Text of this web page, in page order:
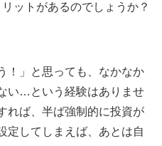
ットがあるのでしょうか？
！」と思っても、なかなか
い…という経験はありませ
れば、半ば強制的に投資が
定してしまえば、あとは自